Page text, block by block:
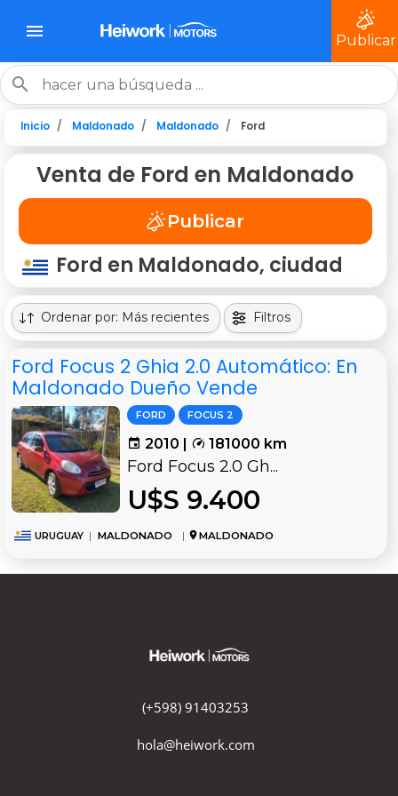
Publicar
Inicio Maldonado Maldonado Ford
Venta de Ford en Maldonado
Publicar
Ford en Maldonado, ciudad
Ordenar por: Más recientes Filtros
Ford Focus 2 Ghia 2.0 Automático: En
Maldonado Dueño Vende
FORD FOCUS 2
2010 | 181000 km
Ford Focus 2.0 Gh...
U$S 9.400
URUGUAY | MALDONADO | MALDONADO
(+598) 91403253
hola@heiwork.com